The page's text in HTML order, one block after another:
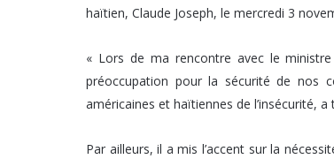
haïtien, Claude Joseph, le mercredi 3
« Lors de ma rencontre avec le
préoccupation pour la sécurité de nos
américaines et haïtiennes de l’insécurité,
Par ailleurs, il a mis l’accent sur la